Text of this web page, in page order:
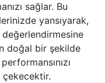
sağlar. Bu
yansıyarak,
doğal bir şekilde